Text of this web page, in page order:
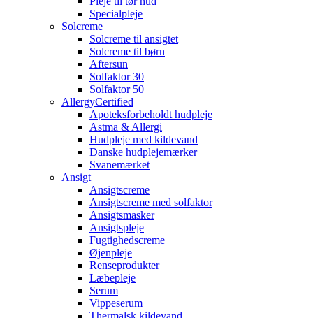
Specialpleje
Solcreme
Solcreme til ansigtet
Solcreme til børn
Aftersun
Solfaktor 30
Solfaktor 50+
AllergyCertified
Apoteksforbeholdt hudpleje
Astma & Allergi
Hudpleje med kildevand
Danske hudplejemærker
Svanemærket
Ansigt
Ansigtscreme
Ansigtscreme med solfaktor
Ansigtsmasker
Ansigtspleje
Fugtighedscreme
Øjenpleje
Renseprodukter
Læbepleje
Serum
Vippeserum
Thermalsk kildevand